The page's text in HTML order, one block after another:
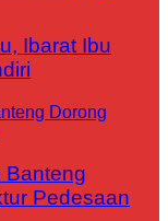
Ibarat Ibu
Banteng
Pedesaan